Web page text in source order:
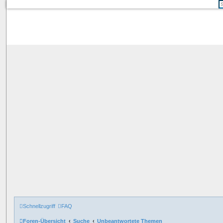
Schnellzugriff FAQ
Foren-Übersicht Suche Unbeantwortete Themen